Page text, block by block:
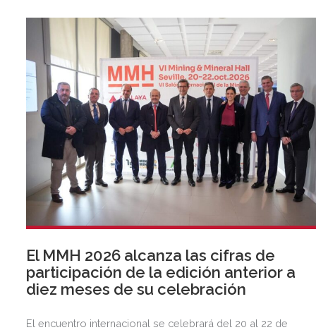
El MMH 2026 alcanza las cifras de
participación de la edición anterior a
diez meses de su celebración
El encuentro internacional se celebrará del 20 al 22 de